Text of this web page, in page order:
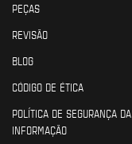
PEÇAS
REVISÃO
BLOG
CÓDIGO DE ÉTICA
POLÍTICA DE SEGURANÇA DA
INFORMAÇÃO